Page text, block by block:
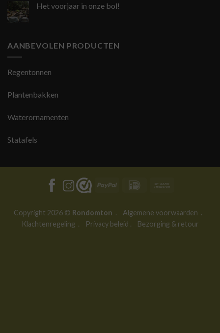
Het voorjaar in onze bol!
AANBEVOLEN PRODUCTEN
Regentonnen
Plantenbakken
Waterornamenten
Statafels
PayPal IDeal
Copyright 2026 © Rondomton . Algemene voorwaarden .
Klachtenregeling . Privacy beleid . Bezorging & retour